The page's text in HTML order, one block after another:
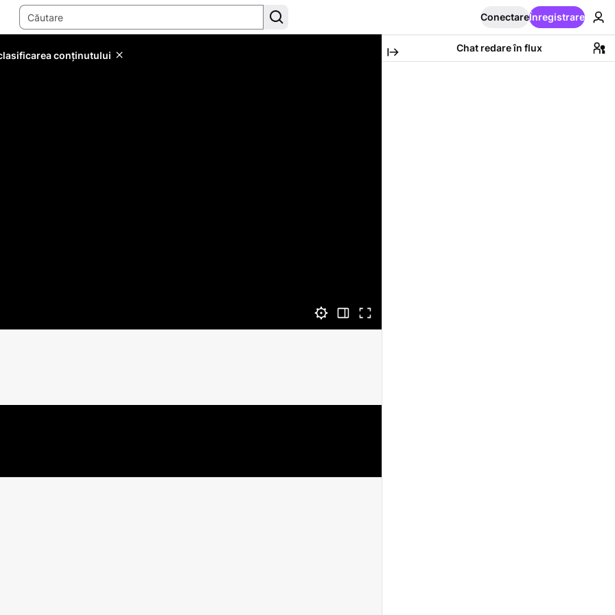
ConectareÎnregistrare
conținutului
Chat redare în flux